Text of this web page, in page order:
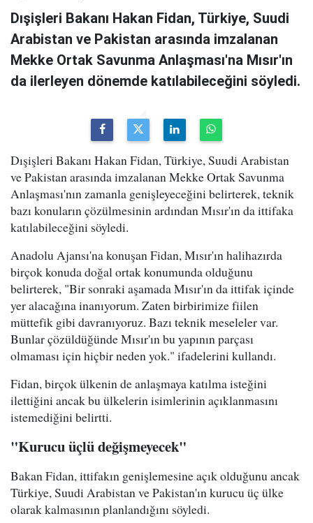
Dışişleri Bakanı Hakan Fidan, Türkiye, Suudi
Arabistan ve Pakistan arasında imzalanan
Mekke Ortak Savunma Anlaşması'na Mısır'ın
da ilerleyen dönemde katılabileceğini söyledi.
Dışişleri Bakanı Hakan Fidan, Türkiye, Suudi Arabistan
ve Pakistan arasında imzalanan Mekke Ortak Savunma
Anlaşması'nın zamanla genişleyeceğini belirterek, teknik
bazı konuların çözülmesinin ardından Mısır'ın da ittifaka
katılabileceğini söyledi.
Anadolu Ajansı'na konuşan Fidan, Mısır'ın halihazırda
birçok konuda doğal ortak konumunda olduğunu
belirterek, "Bir sonraki aşamada Mısır'ın da ittifak içinde
yer alacağına inanıyorum. Zaten birbirimize fiilen
müttefik gibi davranıyoruz. Bazı teknik meseleler var.
Bunlar çözüldüğünde Mısır'ın bu yapının parçası
olmaması için hiçbir neden yok." ifadelerini kullandı.
Fidan, birçok ülkenin de anlaşmaya katılma isteğini
ilettiğini ancak bu ülkelerin isimlerinin açıklanmasını
istemediğini belirtti.
"Kurucu üçlü değişmeyecek"
Bakan Fidan, ittifakın genişlemesine açık olduğunu ancak
Türkiye, Suudi Arabistan ve Pakistan'ın kurucu üç ülke
olarak kalmasının planlandığını söyledi.